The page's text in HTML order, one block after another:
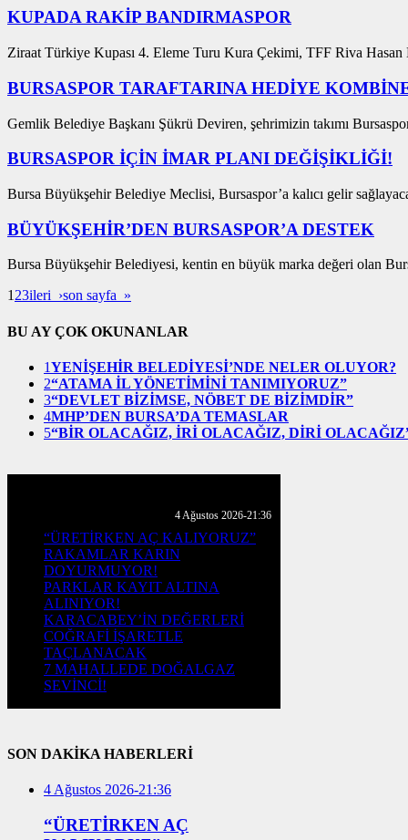
KUPADA RAKİP BANDIRMASPOR
Ziraat Türkiye Kupası 4. Eleme Turu Kura Çekimi, TFF Riva
BURSASPOR TARAFTARINA HEDİYE
Gemlik Belediye Başkanı Şükrü Deviren, şehrimizin takımı
BURSASPOR İÇİN İMAR PLANI DEĞİŞİKLİĞİ!
Bursa Büyükşehir Belediye Meclisi, Bursaspor’a kalıcı gelir
BÜYÜKŞEHİR’DEN BURSASPOR’A DESTEK
Bursa Büyükşehir Belediyesi, kentin en büyük marka değeri olan
123ileri ›son sayfa »
BU AY ÇOK OKUNANLAR
1YENİŞEHİR BELEDİYESİ’NDE NELER OLUYOR?
2“ATAMA İL YÖNETİMİNİ TANIMIYORUZ”
3“DEVLET BİZİMSE, NÖBET DE BİZİMDİR”
4MHP’DEN BURSA’DA TEMASLAR
5“BİR OLACAĞIZ, İRİ OLACAĞIZ, DİRİ
4 Ağustos 2026-21:36
“ÜRETİRKEN AÇ KALIYORUZ”
RAKAMLAR KARIN
DOYURMUYOR!
PARKLAR KAYIT ALTINA
ALINIYOR!
KARACABEY’İN DEĞERLERİ
COĞRAFİ İŞARETLE
TAÇLANACAK
7 MAHALLEDE DOĞALGAZ
SEVİNCİ!
SON DAKİKA HABERLERİ
4 Ağustos 2026-21:36
“ÜRETİRKEN AÇ